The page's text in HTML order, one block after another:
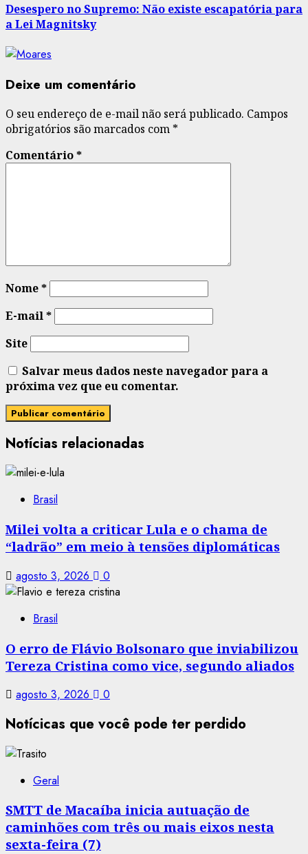
Desespero no Supremo: Não existe escapatória para
a Lei Magnitsky
Deixe um comentário
O seu endereço de e-mail não será publicado. Campos
obrigatórios são marcados com *
Comentário*
Nome*
E-mail*
Site
Salvar meus dados neste navegador para a
próxima vez que eu comentar.
Notícias relacionadas
Brasil
Milei volta a criticar Lula e o chama de
“ladrão” em meio à tensões diplomáticas
agosto 3, 2026 0
Brasil
O erro de Flávio Bolsonaro que inviabilizou
Tereza Cristina como vice, segundo aliados
agosto 3, 2026 0
Notícicas que você pode ter perdido
Geral
SMTT de Macaíba inicia autuação de
caminhões com três ou mais eixos nesta
sexta-feira (7)